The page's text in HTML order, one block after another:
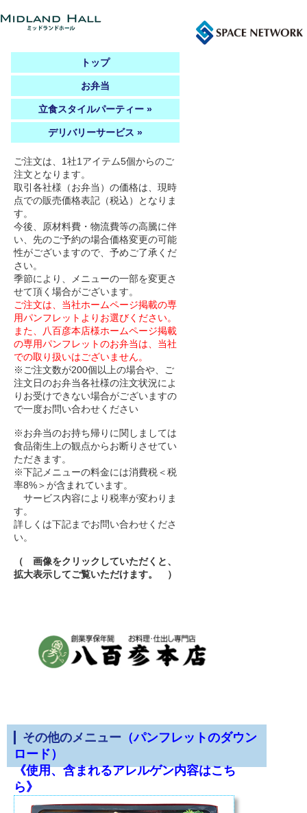
トップ
お弁当
立食スタイルパーティー »
デリバリーサービス »
ご注文は、1社1アイテム5個からのご
注文となります。
取引各社様（お弁当）の価格は、現時
点での販売価格表記（税込）となりま
す。
今後、原材料費・物流費等の高騰に伴
い、先のご予約の場合価格変更の可能
性がございますので、予めご了承くだ
さい。
季節により、メニューの一部を変更さ
せて頂く場合がございます。
ご注文は、当社ホームページ掲載の専
用パンフレットよりお選びください。
また、八百彦本店様ホームページ掲載
の専用パンフレットのお弁当は、当社
での取り扱いはございません。
※ご注文数が200個以上の場合や、ご
注文日のお弁当各社様の注文状況によ
りお受けできない場合がございますの
で一度お問い合わせください
※お弁当のお持ち帰りに関しましては
食品衛生上の観点からお断りさせてい
ただきます。
※下記メニューの料金には消費税＜税
率8%＞が含まれています。
サービス内容により税率が変わりま
す。
詳しくは下記までお問い合わせくださ
い。
（ 画像をクリックしていただくと、
拡大表示してご覧いただけます。 ）
その他のメニュー （パンフレットのダウン
ロード）
《使用、含まれるアレルゲン内容はこち
ら》